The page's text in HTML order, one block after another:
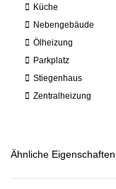
Küche
Nebengebäude
Ölheizung
Parkplatz
Stiegenhaus
Zentralheizung
Ähnliche Eigenschaften